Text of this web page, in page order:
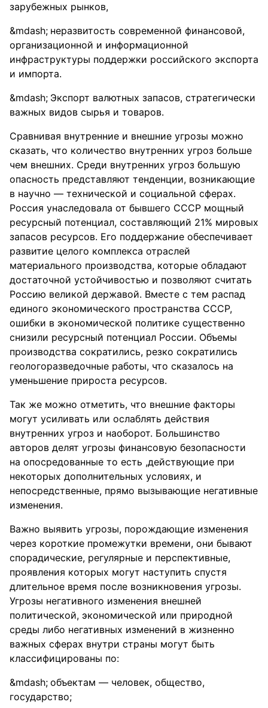
зарубежных рынков,
неразвитость современной финансовой,
организационной и информационной
инфраструктуры поддержки российского экспорта
и импорта.
Экспорт валютных запасов, стратегически
важных видов сырья и товаров.
Сравнивая внутренние и внешние угрозы можно
сказать, что количество внутренних угроз больше
чем внешних. Среди внутренних угроз большую
опасность представляют тенденции, возникающие
в научно — технической и социальной сферах.
Россия унаследовала от бывшего СССР мощный
ресурсный потенциал, составляющий 21% мировых
запасов ресурсов. Его поддержание обеспечивает
развитие целого комплекса отраслей
материального производства, которые обладают
достаточной устойчивостью и позволяют считать
Россию великой державой. Вместе с тем распад
единого экономического пространства СССР,
ошибки в экономической политике существенно
снизили ресурсный потенциал России. Объемы
производства сократились, резко сократились
геологоразведочные работы, что сказалось на
уменьшение прироста ресурсов.
Так же можно отметить, что внешние факторы
могут усиливать или ослаблять действия
внутренних угроз и наоборот. Большинство
авторов делят угрозы финансовую безопасности
на опосредованные то есть ,действующие при
некоторых дополнительных условиях, и
непосредственные, прямо вызывающие негативные
изменения.
Важно выявить угрозы, порождающие изменения
через короткие промежутки времени, они бывают
спорадические, регулярные и перспективные,
проявления которых могут наступить спустя
длительное время после возникновения угрозы.
Угрозы негативного изменения внешней
политической, экономической или природной
среды либо негативных изменений в жизненно
важных сферах внутри страны могут быть
классифицированы по:
объектам — человек, общество,
государство;